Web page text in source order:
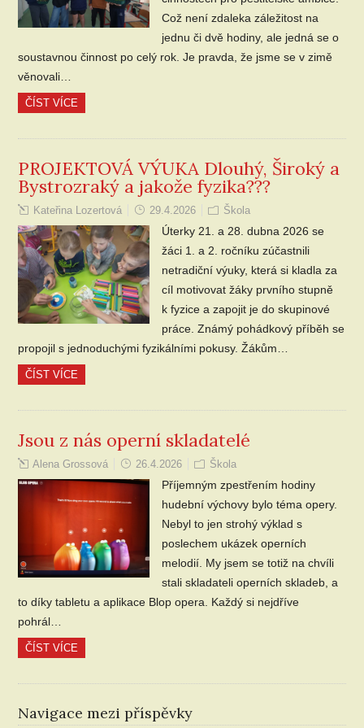
Což není zdaleka záležitost na
jednu či dvě hodiny, ale jedná se o
soustavnou činnost po celý rok. Je pravda, že jsme se v zimě
věnovali…
ČÍST VÍCE
PROJEKTOVÁ VÝUKA Dlouhý, Široký a
Bystrozraký a jakože fyzika???
Kateřina Lozertová 29.4.2026 Škola
Úterky 21. a 28. dubna 2026 se
žáci 1. a 2. ročníku zúčastnili
netradiční výuky, která si kladla za
cíl motivovat žáky prvního stupně
k fyzice a zapojit je do skupinové
práce. Známý pohádkový příběh se
propojil s jednoduchými fyzikálními pokusy. Žákům…
ČÍST VÍCE
Jsou z nás operní skladatelé
Alena Grossová 26.4.2026 Škola
Příjemným zpestřením hodiny
hudební výchovy bylo téma opery.
Nebyl to jen strohý výklad s
poslechem ukázek operních
melodií. My jsem se totiž na chvíli
stali skladateli operních skladeb, a
to díky tabletu a aplikace Blop opera. Každý si nejdříve
pohrál…
ČÍST VÍCE
Navigace mezi příspěvky